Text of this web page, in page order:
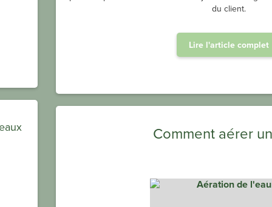
du client.
Lire l'article complet
Comment aérer